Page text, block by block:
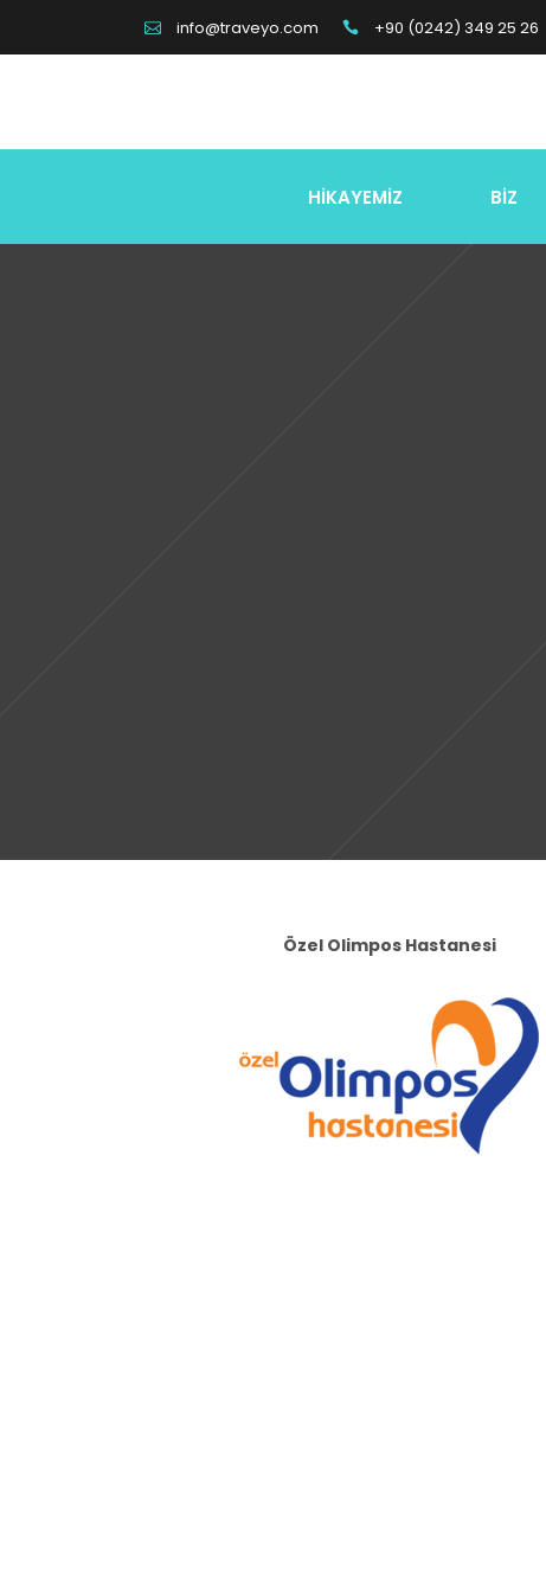
info@traveyo.com +90 (0242) 349 25 26
HİKAYEMİZ BİZ
Özel Olimpos Hastanesi